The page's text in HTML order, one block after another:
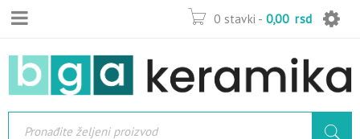
0 stavki - 0,00 rsd